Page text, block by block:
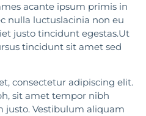
acante ipsum primis in
nulla luctuslacinia non eu
justo tincidunt egestas.Ut
tincidunt sit amet sed
consectetur adipiscing elit.
sit amet tempor nibh
justo. Vestibulum aliquam